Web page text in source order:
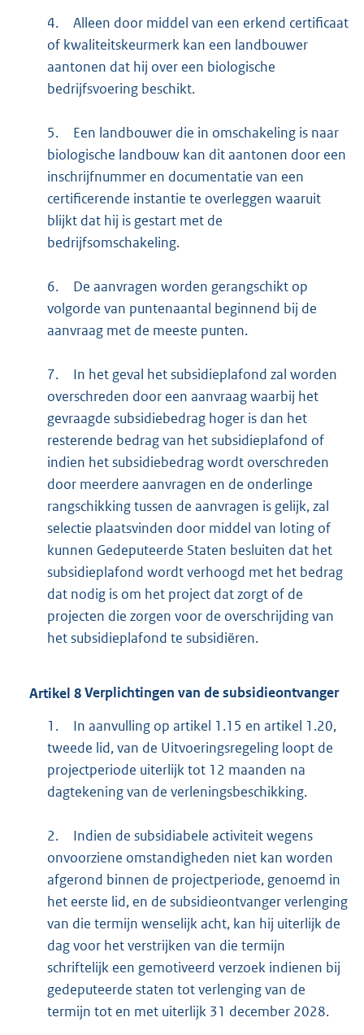
4.
Alleen door middel van een erkend certificaat
of kwaliteitskeurmerk kan een landbouwer
aantonen dat hij over een biologische
bedrijfsvoering beschikt.
5.
Een landbouwer die in omschakeling is naar
biologische landbouw kan dit aantonen door een
inschrijfnummer en documentatie van een
certificerende instantie te overleggen waaruit
blijkt dat hij is gestart met de
bedrijfsomschakeling.
6.
De aanvragen worden gerangschikt op
volgorde van puntenaantal beginnend bij de
aanvraag met de meeste punten.
7.
In het geval het subsidieplafond zal worden
overschreden door een aanvraag waarbij het
gevraagde subsidiebedrag hoger is dan het
resterende bedrag van het subsidieplafond of
indien het subsidiebedrag wordt overschreden
door meerdere aanvragen en de onderlinge
rangschikking tussen de aanvragen is gelijk, zal
selectie plaatsvinden door middel van loting of
kunnen Gedeputeerde Staten besluiten dat het
subsidieplafond wordt verhoogd met het bedrag
dat nodig is om het project dat zorgt of de
projecten die zorgen voor de overschrijding van
het subsidieplafond te subsidiëren.
Artikel 8Verplichtingen van de subsidieontvanger
1.
In aanvulling op artikel 1.15 en artikel 1.20,
tweede lid, van de Uitvoeringsregeling loopt de
projectperiode uiterlijk tot 12 maanden na
dagtekening van de verleningsbeschikking.
2.
Indien de subsidiabele activiteit wegens
onvoorziene omstandigheden niet kan worden
afgerond binnen de projectperiode, genoemd in
het eerste lid, en de subsidieontvanger verlenging
van die termijn wenselijk acht, kan hij uiterlijk de
dag voor het verstrijken van die termijn
schriftelijk een gemotiveerd verzoek indienen bij
gedeputeerde staten tot verlenging van de
termijn tot en met uiterlijk 31 december 2028.